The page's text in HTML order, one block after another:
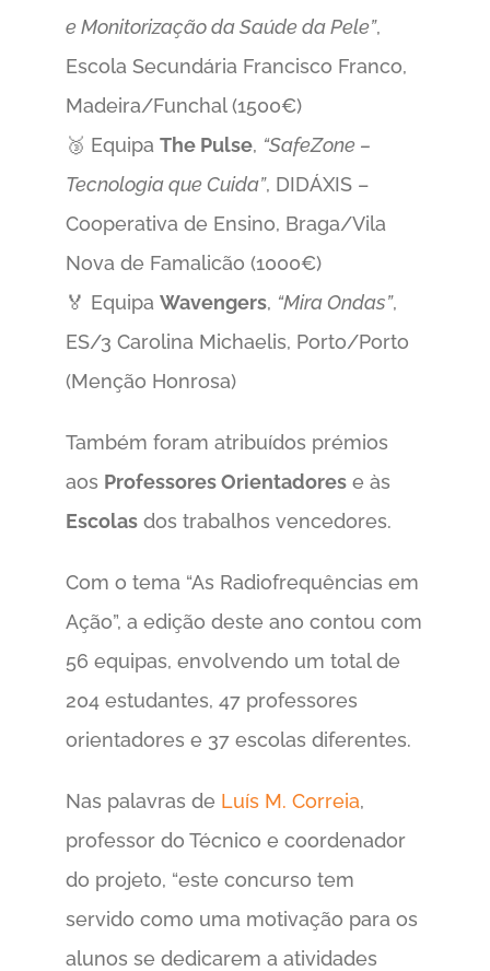
e Monitorização da Saúde da Pele”,
Escola Secundária Francisco Franco,
Madeira/Funchal (1500€)
🥉 Equipa The Pulse, “SafeZone –
Tecnologia que Cuida”, DIDÁXIS –
Cooperativa de Ensino, Braga/Vila
Nova de Famalicão (1000€)
🏅 Equipa Wavengers, “Mira Ondas”,
ES/3 Carolina Michaelis, Porto/Porto
(Menção Honrosa)
Também foram atribuídos prémios
aos Professores Orientadores e às
Escolas dos trabalhos vencedores.
Com o tema “As Radiofrequências em
Ação”, a edição deste ano contou com
56 equipas, envolvendo um total de
204 estudantes, 47 professores
orientadores e 37 escolas diferentes.
Nas palavras de Luís M. Correia,
professor do Técnico e coordenador
do projeto, “este concurso tem
servido como uma motivação para os
alunos se dedicarem a atividades